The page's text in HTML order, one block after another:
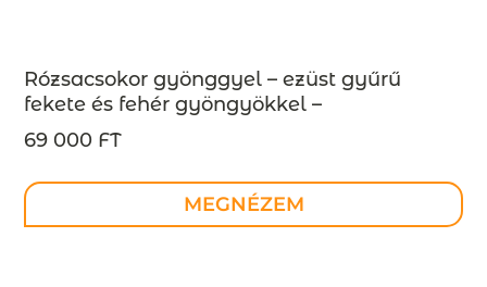
Rózsacsokor gyönggyel – ezüst gyűrű
fekete és fehér gyöngyökkel –
megrendelésre
69 000 FT
MEGNÉZEM